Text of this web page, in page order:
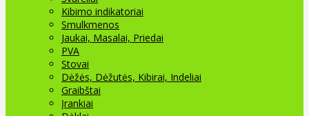
Kibimo indikatoriai
Smulkmenos
Jaukai, Masalai, Priedai
PVA
Stovai
Dėžės, Dėžutės, Kibirai, Indeliai
Graibštai
Įrankiai